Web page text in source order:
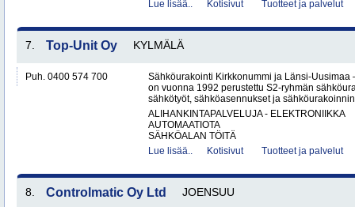
Lue lisää..
Kotisivut Tuotteet ja palvelut
7. Top-Unit Oy KYLMÄLÄ
Puh. 0400 574 700
Sähköurakointi Kirkkonummi ja Länsi-Uusimaa
on vuonna 1992 perustettu S2-ryhmän
sähkötyöt, sähköasennukset ja
ALIHANKINTAPALVELUJA - ELEKTRONIIKKA
AUTOMAATIOTA
SÄHKÖALAN TÖITÄ
Lue lisää..
Kotisivut Tuotteet ja palvelut
8. Controlmatic Oy Ltd JOENSUU